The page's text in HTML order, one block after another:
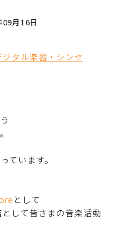
月16日
ジタル楽器・シンセ
ています。
として
して皆さまの音楽活動